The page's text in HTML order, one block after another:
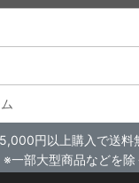
円以上購入で送料
※一部大型商品などを除